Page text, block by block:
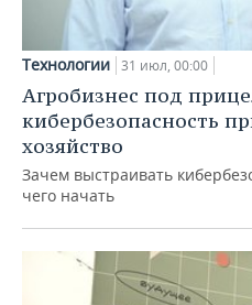
Технологии 31 июл, 00:00
Агробизнес под
кибербезопасность
хозяйство
Зачем выстраивать
чего начать